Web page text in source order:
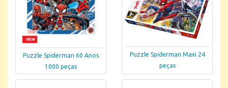
Puzzle Spiderman 60 Anos
1000 peças
Puzzle Spiderman Maxi 24
peças